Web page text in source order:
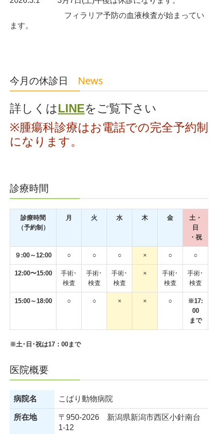
フィラリア予防の血液検査が始まってい
ます。
今月の休診日 News
詳しくはLINEをご覧下さい
※腫瘍科診療はお電話での完全予約制
になります。
診療時間
診療時間
（予約制）
月 火 水 木 金
土・
日
・祝
９:00～12:00 ○ ○ ○ × ○ ○
12:00〜15:00
手術･
検査
手術･
検査
手術･
検査
×
手術･
検査
手術･
検査
15:00～18:00 ○ ○ × × ○
※17:
00
まで
※土･日･祝は17：00まで
医院概要
病院名 こばり動物病院
所在地
〒950-2026 新潟県新潟市西区小針南台
1-12